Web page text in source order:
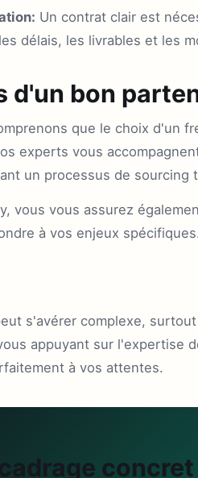
Un contrat clair est
les délais, les livrables et les
d'un bon
que le choix d'un
experts vous
un processus de sourcing
vous vous assurez
à vos enjeux
s'avérer complexe,
appuyant sur l'expertise
à vos attentes.
concret